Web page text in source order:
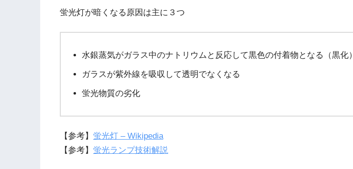
蛍光灯が暗くなる原因は主に３つ
水銀蒸気がガラス中のナトリウムと反応して黒色の付着物となる（黒化）
ガラスが紫外線を吸収して透明でなくなる
蛍光物質の劣化
【参考】 蛍光灯 – Wikipedia
【参考】 蛍光ランプ技術解説